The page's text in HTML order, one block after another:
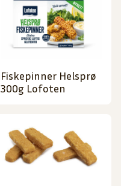
Fiskepinner Helsprø
300g Lofoten